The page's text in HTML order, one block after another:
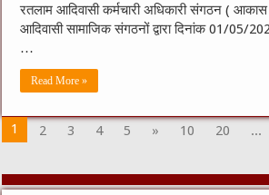
रतलाम आदिवासी कर्मचारी अधिकारी संगठन (
आदिवासी सामाजिक संगठनों द्वारा दिनांक 01/05/
…
Read More »
1 2 3 4 5 » 10 20 ...